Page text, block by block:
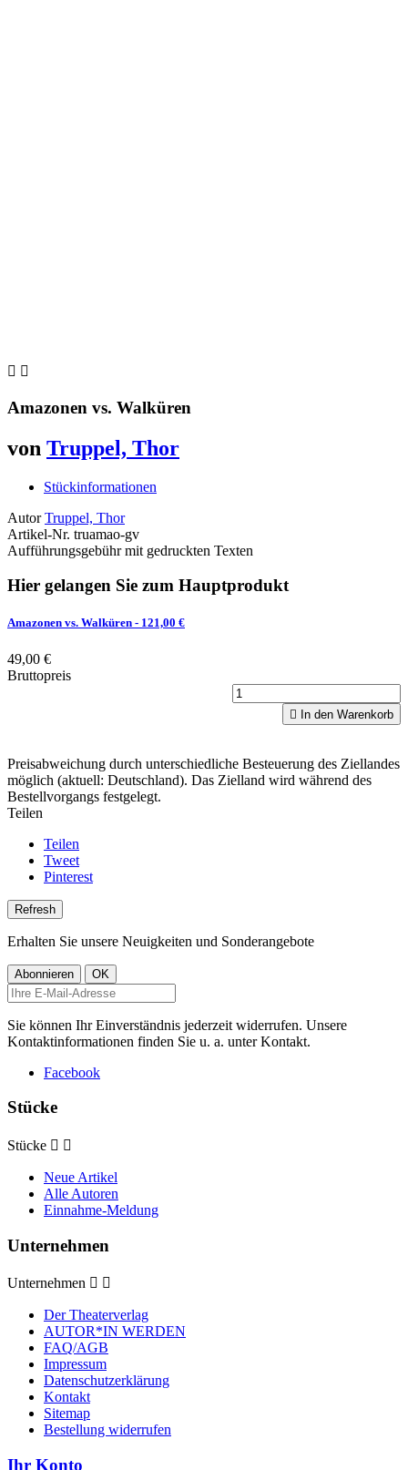
 
Amazonen vs. Walküren
von Truppel, Thor
Stückinformationen
Autor Truppel, Thor
Artikel-Nr. truamao-gv
Aufführungsgebühr mit gedruckten Texten
Hier gelangen Sie zum Hauptprodukt
Amazonen vs. Walküren - 121,00 €
49,00 €
Bruttopreis
 In den Warenkorb
Preisabweichung durch unterschiedliche Besteuerung des Ziellandes
möglich (aktuell: Deutschland). Das Zielland wird während des
Bestellvorgangs festgelegt.
Teilen
Teilen
Tweet
Pinterest
Erhalten Sie unsere Neuigkeiten und Sonderangebote
Sie können Ihr Einverständnis jederzeit widerrufen. Unsere
Kontaktinformationen finden Sie u. a. unter Kontakt.
Facebook
Stücke
Stücke  
Neue Artikel
Alle Autoren
Einnahme-Meldung
Unternehmen
Unternehmen  
Der Theaterverlag
AUTOR*IN WERDEN
FAQ/AGB
Impressum
Datenschutzerklärung
Kontakt
Sitemap
Bestellung widerrufen
Ihr Konto